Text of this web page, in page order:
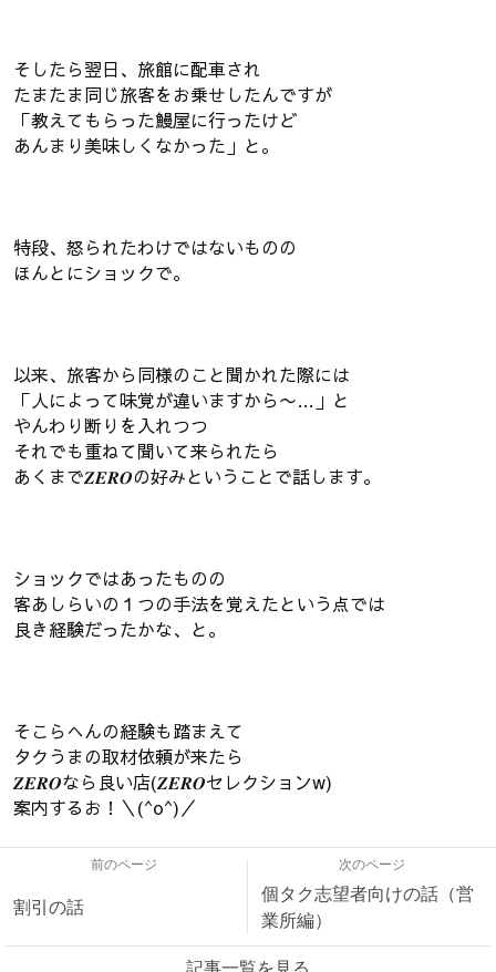
そしたら翌日、旅館に配車され
たまたま同じ旅客をお乗せしたんですが
「教えてもらった鰻屋に行ったけど
あんまり美味しくなかった」と。
特段、怒られたわけではないものの
ほんとにショックで。
以来、旅客から同様のこと聞かれた際には
「人によって味覚が違いますから〜…」と
やんわり断りを入れつつ
それでも重ねて聞いて来られたら
あくまで𝒁𝑬𝑹𝑶の好みということで話します。
ショックではあったものの
客あしらいの１つの手法を覚えたという点では
良き経験だったかな、と。
そこらへんの経験も踏まえて
タクうまの取材依頼が来たら
𝒁𝑬𝑹𝑶なら良い店(𝒁𝑬𝑹𝑶セレクションw)
案内するお！＼(^o^)／
前のページ
割引の話
次のページ
個タク志望者向けの話（営
業所編）